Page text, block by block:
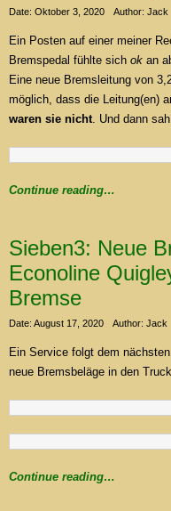
Date: Oktober 3, 2020 Author: Jack
Ein Posten auf einer meiner
Bremspedal fühlte sich ok an
Eine neue Bremsleitung von
möglich, dass die Leitung(en)
waren sie nicht. Und dann
Continue reading…
Sieben3: Neue
Econoline
Bremse
Date: August 17, 2020 Author: Jack
Ein Service folgt dem
neue Bremsbeläge in den
Continue reading…